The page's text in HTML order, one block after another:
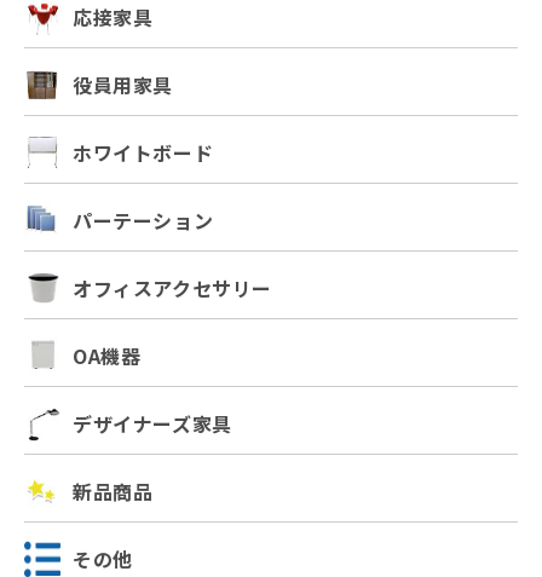
応接家具
役員用家具
ホワイトボード
パーテーション
オフィスアクセサリー
OA機器
デザイナーズ家具
新品商品
その他